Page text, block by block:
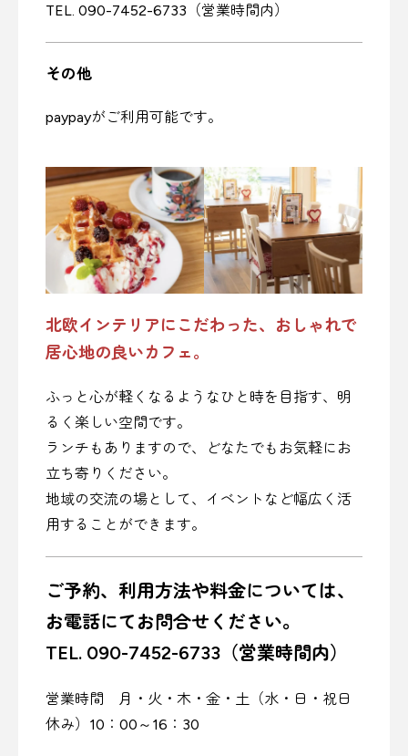
TEL. 090-7452-6733（営業時間内）
その他
paypayがご利用可能です。
北欧インテリアにこだわった、おしゃれで
居心地の良いカフェ。
ふっと心が軽くなるようなひと時を目指す、明
るく楽しい空間です。
ランチもありますので、どなたでもお気軽にお
立ち寄りください。
地域の交流の場として、イベントなど幅広く活
用することができます。
ご予約、利用方法や料金については、
お電話にてお問合せください。
TEL. 090-7452-6733（営業時間内）
営業時間 月・火・木・金・土（水・日・祝日
休み）10：00～16：30